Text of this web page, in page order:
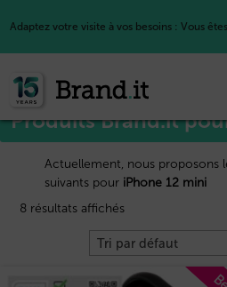
Adaptez votre visite à vos besoins : Vous
Accueil
Produits Brand.it
Actuellement, nous proposons
suivants pour iPhone 12 mini
8 résultats affichés